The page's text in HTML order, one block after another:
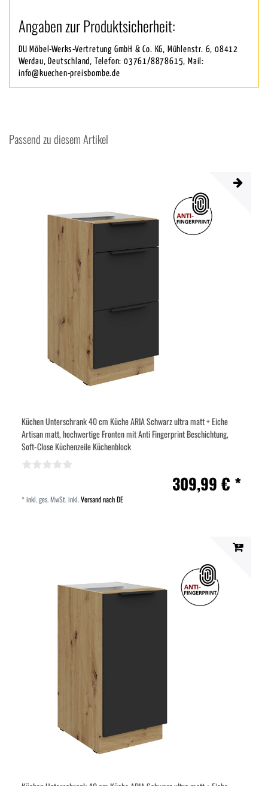
Angaben zur Produktsicherheit:
DU Möbel-Werks-Vertretung GmbH & Co. KG, Mühlenstr. 6, 08412
Werdau, Deutschland, Telefon: 03761/8878615, Mail:
info@kuechen-preisbombe.de
Passend zu diesem Artikel
Küchen Unterschrank 40 cm Küche ARIA Schwarz ultra matt + Eiche
Artisan matt, hochwertige Fronten mit Anti Fingerprint Beschichtung,
Soft-Close Küchenzeile Küchenblock
309,99 € *
*inkl. ges. MwSt.inkl.Versand nach DE